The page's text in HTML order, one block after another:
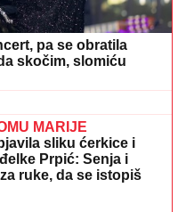
pa se obratila
skočim, slomiću
(20)Planirali
Nađen
otkriven i PAKLENI